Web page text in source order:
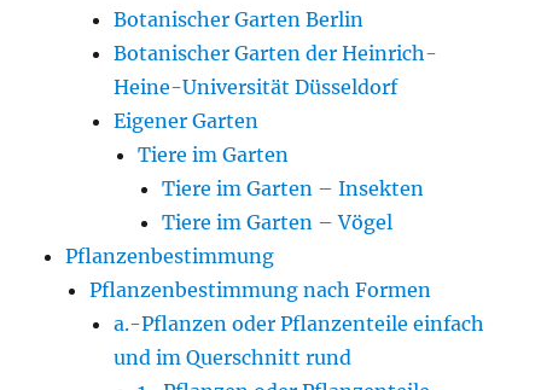
Botanischer Garten Berlin
Botanischer Garten der Heinrich-
Heine-Universität Düsseldorf
Eigener Garten
Tiere im Garten
Tiere im Garten – Insekten
Tiere im Garten – Vögel
Pflanzenbestimmung
Pflanzenbestimmung nach Formen
a.-Pflanzen oder Pflanzenteile einfach
und im Querschnitt rund